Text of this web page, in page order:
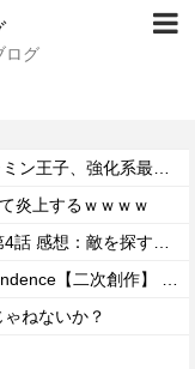
ログ
炎上するｗｗｗｗ
ねないか？